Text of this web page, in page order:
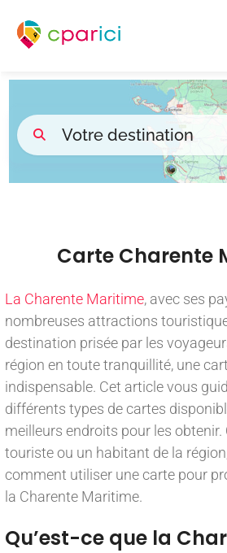
Carte Charente
La Charente Maritime, avec ses
nombreuses attractions
destination prisée par les
région en toute tranquillité, une
indispensable. Cet article vous
différents types de cartes
meilleurs endroits pour les obtenir.
touriste ou un habitant de la
comment utiliser une carte pour
la Charente Maritime.
Qu’est-ce que la